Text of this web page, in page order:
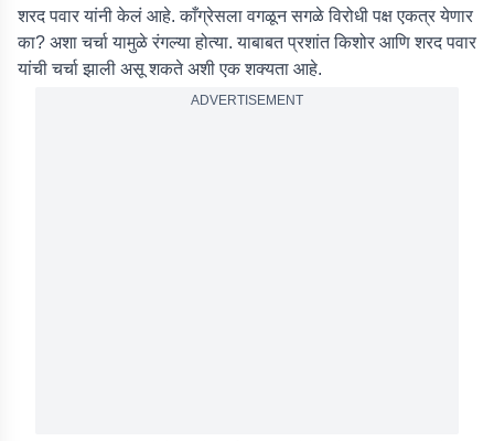
शरद पवार यांनी केलं आहे. काँग्रेसला वगळून सगळे विरोधी पक्ष एकत्र येणार
का? अशा चर्चा यामुळे रंगल्या होत्या. याबाबत प्रशांत किशोर आणि शरद पवार
यांची चर्चा झाली असू शकते अशी एक शक्यता आहे.
ADVERTISEMENT